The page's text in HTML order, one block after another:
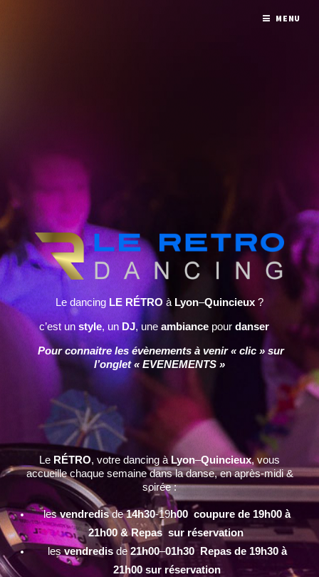
Le dancing LE RÉTRO à Lyon–Quincieux ?
c’est unstyle, un DJ, une ambiancepour danser
Pour connaitre les évènements à venir « clic » sur
l’onglet « EVENEMENTS »
Le RÉTRO, votre dancing àLyon–Quincieux, vous
accueille chaque semaine dans la danse, en après-midi &
soirée :
lesvendredisde14h30-19h00 coupure de 19h00 à
21h00 & Repas sur réservation
lesvendredisde21h00–01h30 Repas de 19h30 à
21h00 sur réservation
MENU